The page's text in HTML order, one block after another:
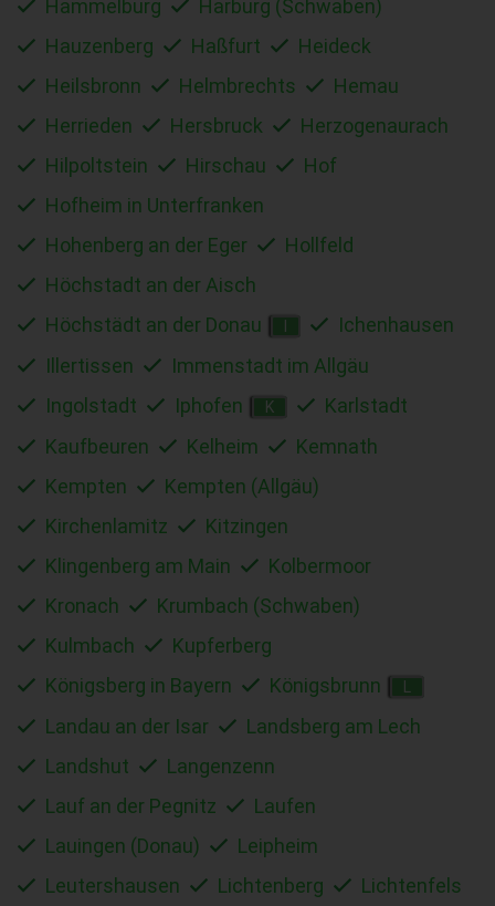
Hammelburg
Harburg (Schwaben)
Hauzenberg
Haßfurt
Heideck
Heilsbronn
Helmbrechts
Hemau
Herrieden
Hersbruck
Herzogenaurach
Hilpoltstein
Hirschau
Hof
Hofheim in Unterfranken
Hohenberg an der Eger
Hollfeld
Höchstadt an der Aisch
Höchstädt an der Donau
Ichenhausen
Illertissen
Immenstadt im Allgäu
Ingolstadt
Iphofen K
Karlstadt
Kaufbeuren
Kelheim
Kemnath
Kempten
Kempten (Allgäu)
Kirchenlamitz
Kitzingen
Klingenberg am Main
Kolbermoor
Kronach
Krumbach (Schwaben)
Kulmbach
Kupferberg
Königsberg in Bayern
Königsbrunn
Landau an der Isar
Landsberg am Lech
Landshut
Langenzenn
Lauf an der Pegnitz
Laufen
Lauingen (Donau)
Leipheim
Leutershausen
Lichtenberg Lichtenfels